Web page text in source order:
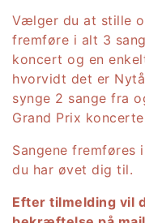
Vælger du at stille
fremføre i alt 3
koncert og en
hvorvidt det er
synge 2 sange fra
Grand Prix
Sangene fremføres
du har øvet dig til.
Efter tilmelding vil